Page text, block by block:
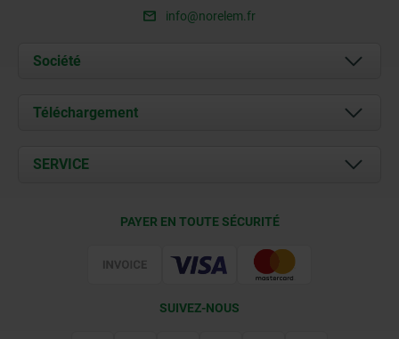
info@norelem.fr
Société
À propos de nous
Contact
Téléchargement
Documents
SERVICE
PAYER EN TOUTE SÉCURITÉ
SUIVEZ-NOUS